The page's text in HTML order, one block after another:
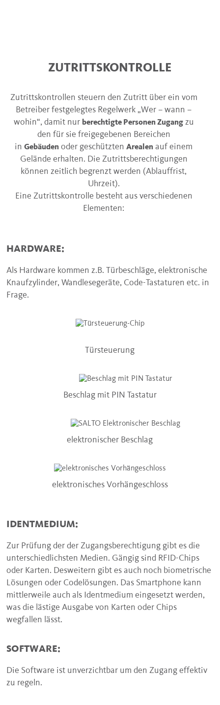
ZUTRITTSKONTROLLE
Zutrittskontrollen steuern den Zutritt über ein vom
Betreiber festgelegtes Regelwerk „Wer – wann –
wohin“, damit nur berechtigte Personen Zugangzu
den für sie freigegebenen Bereichen
inGebäuden oder geschütztenArealen auf einem
Gelände erhalten. Die Zutrittsberechtigungen
können zeitlich begrenzt werden (Ablauffrist,
Uhrzeit).
Eine Zutrittskontrolle besteht aus verschiedenen
Elementen:
HARDWARE:
Als Hardware kommen z.B. Türbeschläge, elektronische
Knaufzylinder, Wandlesegeräte, Code-Tastaturen etc. in
Frage.
Türsteuerung
Beschlag mit PIN Tastatur
elektronischer Beschlag
elektronisches Vorhängeschloss
IDENTMEDIUM:
Zur Prüfung der der Zugangsberechtigung gibt es die
unterschiedlichsten Medien. Gängig sind RFID-Chips
oder Karten. Desweitern gibt es auch noch biometrische
Lösungen oder Codelösungen. Das Smartphone kann
mittlerweile auch als Identmedium eingesetzt werden,
was die lästige Ausgabe von Karten oder Chips
wegfallen lässt.
SOFTWARE:
Die Software ist unverzichtbar um den Zugang effektiv
zu regeln.